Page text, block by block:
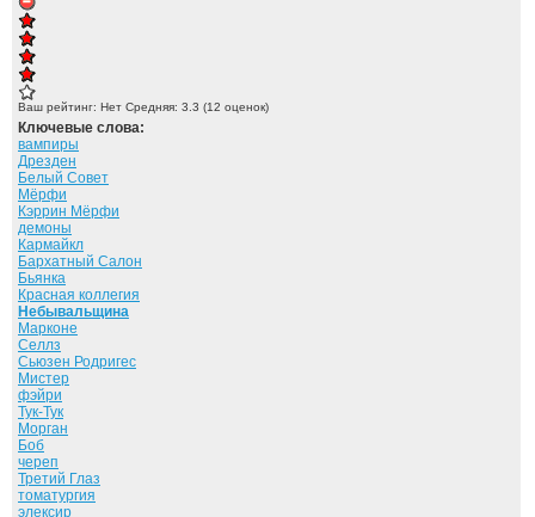
Ваш рейтинг: Нет Средняя: 3.3 (12 оценок)
Ключевые слова:
вампиры
Дрезден
Белый Совет
Мёрфи
Кэррин Мёрфи
демоны
Кармайкл
Бархатный Салон
Бьянка
Красная коллегия
Небывальщина
Марконе
Селлз
Сьюзен Родригес
Мистер
фэйри
Тук-Тук
Морган
Боб
череп
Третий Глаз
томатургия
элексир